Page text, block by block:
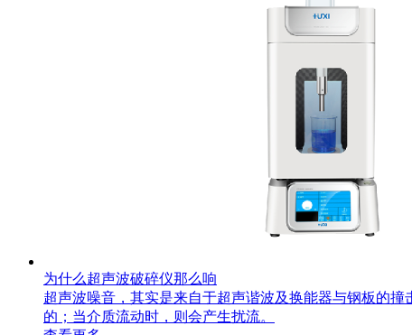
为什么超声波破碎仪那么响
超声波噪音，其实是来自于超声谐波及换能器与钢板的
的；当介质流动时，则会产生扰流。